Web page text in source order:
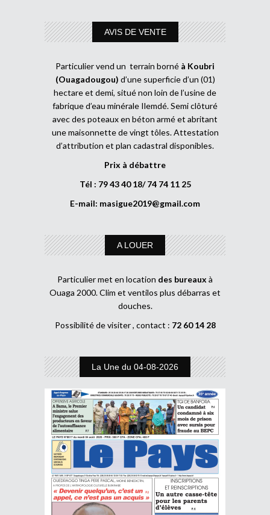
AVIS DE VENTE
Particulier vend un terrain borné à Koubri
(Ouagadougou) d’une superficie d’un (01)
hectare et demi, situé non loin de l’usine de
fabrique d’eau minérale Ilemdé. Semi clôturé
avec des poteaux en béton armé et abritant
une maisonnette de vingt tôles. Attestation
d’attribution et plan cadastral disponibles.
Prix à débattre
Tél : 79 43 40 18/ 74 74 11 25
E-mail: masigue2019@gmail.com
A LOUER
Particulier met en location des bureaux à
Ouaga 2000. Clim et ventilos plus débarras et
douches.
Possibilité de visiter , contact : 72 60 14 28
La Une du 04-08-2026